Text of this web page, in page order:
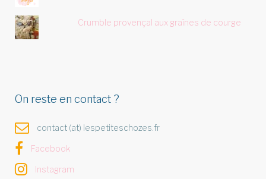
Crumble provençal aux graînes de courge
On reste en contact ?
contact (at) lespetiteschozes.fr
Facebook
Instagram